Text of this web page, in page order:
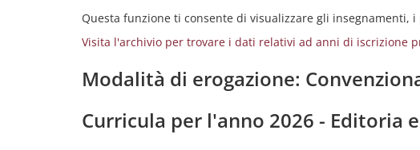
Questa funzione ti consente di visualizzare gli
Visita l'archivio per trovare i dati relativi ad anni di iscrizione
Modalità di erogazione:
Curricula per l'anno 2026 - Editoria